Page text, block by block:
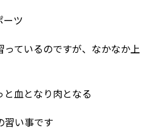
ーツ
ているのですが、なかなか上
血となり肉となる
習い事です